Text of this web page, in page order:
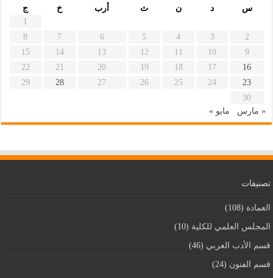
س
د ن ث أرب خ
ج
1
2
3
4
5
6
7
8
9
10
11
12
13
14
15
16
17
18
19
20
21
22
23
24
25
26
27
28
29
30
« مارس
مايو »
تصنيفات
العمادة (108)
المجلس العلمي للكلية (10)
قسم اﻷدب العربي (46)
قسم الفنون (24)